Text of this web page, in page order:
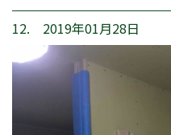
12. 2019年01月28日